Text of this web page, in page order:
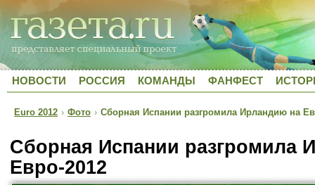
НОВОСТИ РОССИЯ КОМАНДЫ ФАНФЕСТ
Euro 2012 › Фото › Сборная Испании разгромила Ирландию на
Сборная Испании разгромила
Евро-2012